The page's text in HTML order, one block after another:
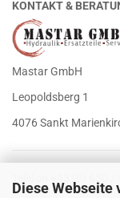
Diese Webseite
KONTAKT &
Mastar GmbH
Leopoldsberg 1
4076 Sankt